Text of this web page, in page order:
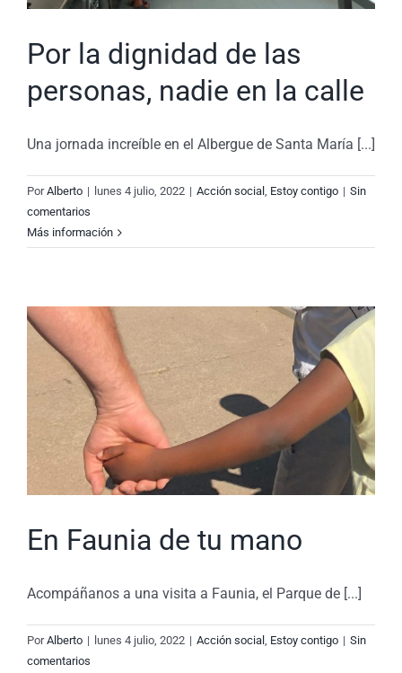
Por la dignidad de las
personas, nadie en la calle
Una jornada increíble en el Albergue de Santa María [...]
PorAlberto | lunes 4 julio, 2022 | Acción social , Estoy contigo | Sin
comentarios
Más información
En Faunia de tu mano
Acompáñanos a una visita a Faunia, el Parque de [...]
PorAlberto | lunes 4 julio, 2022 | Acción social Estoy contigo | Sin
comentarios